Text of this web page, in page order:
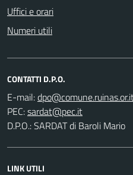
Uffici e orari
Numeri utili
CONTATTI D.P.O.
E-mail:
PEC:
D.P.O.: SARDAT di Baroli Mario
LINK UTILI